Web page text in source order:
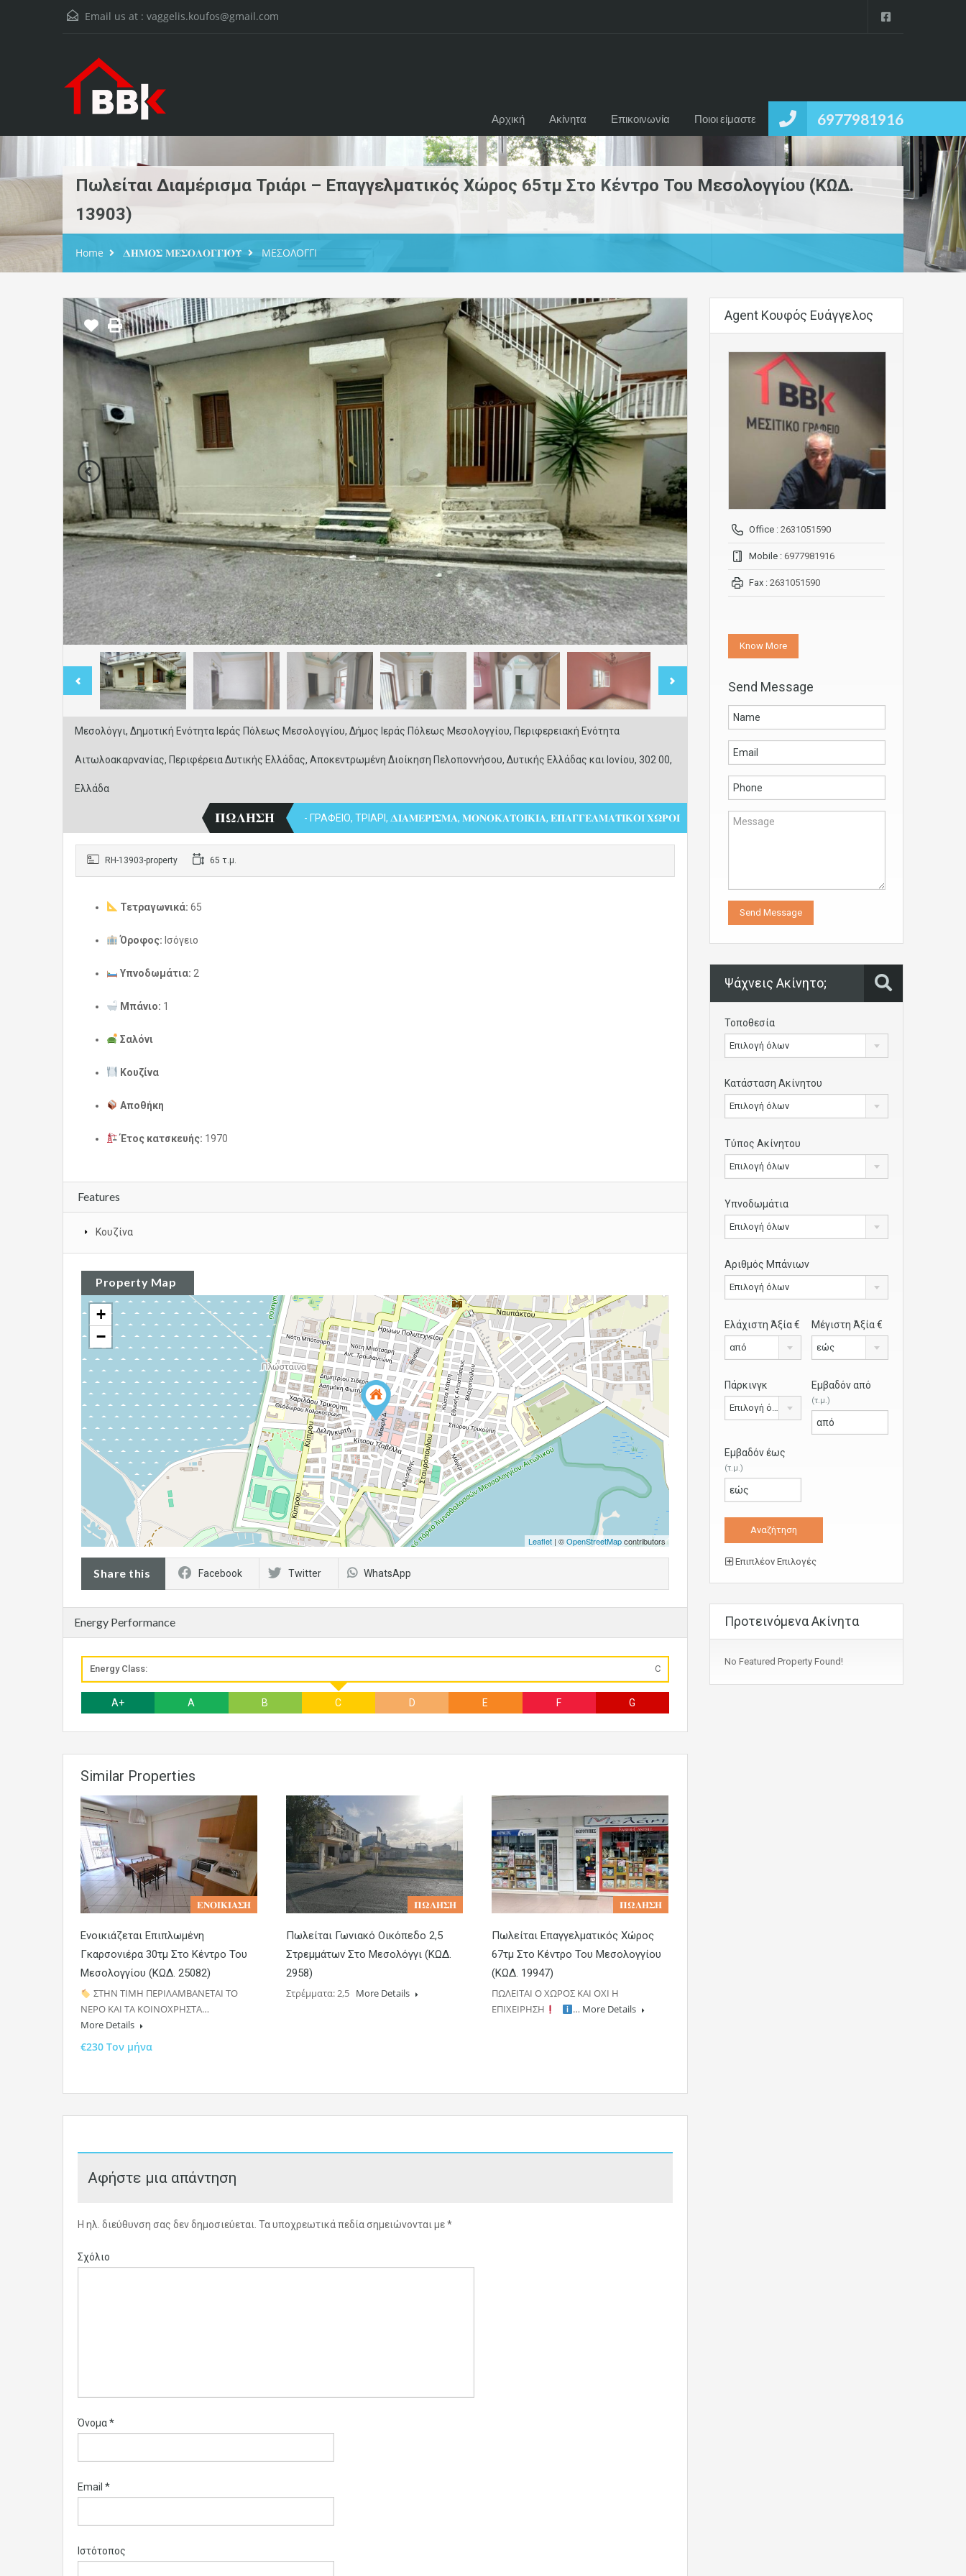
Email us at : vaggelis.koufos@gmail.com
6977981916
Αρχική Ακίνητα Επικοινωνία Ποιοι είμαστε
Πωλείται Διαμέρισμα Τριάρι – Επαγγελματικός Χώρος 65τμ Στο Κέντρο Του Μεσολογγίου (ΚΩΔ.
13903)
Home 𝚫𝚮𝚳𝚶𝚺 𝚳𝚬𝚺𝚶𝚲𝚶𝚪𝚪𝚰𝚶𝚼 ΜΕΣΟΛΟΓΓΙ
Μεσολόγγι, Δημοτική Ενότητα Ιεράς Πόλεως Μεσολογγίου, Δήμος Ιεράς Πόλεως Μεσολογγίου, Περιφερειακή Ενότητα
Αιτωλοακαρνανίας, Περιφέρεια Δυτικής Ελλάδας, Αποκεντρωμένη Διοίκηση Πελοποννήσου, Δυτικής Ελλάδας και Ιονίου, 302 00,
Ελλάδα
𝚷𝛀𝚲𝚮𝚺𝚮 - ΓΡΑΦΕΙΟ, ΤΡΙΑΡΙ, 𝚫𝚰𝚨𝚳𝚬𝚸𝚰𝚺𝚳𝚨, 𝚳𝚶𝚴𝚶𝚱𝚨𝚻𝚶𝚰𝚱𝚰𝚨, 𝚬𝚷𝚨𝚪𝚪𝚬𝚲𝚳𝚨𝚻𝚰𝚱𝚶𝚰 𝚾𝛀𝚸𝚶𝚰
RH-13903-property 65 τ.μ.
Τετραγωνικά: 65
Όροφος: Ισόγειο
Υπνοδωμάτια: 2
Μπάνιο: 1
Σαλόνι
Κουζίνα
Αποθήκη
Έτος κατσκευής: 1970
Features
Κουζίνα
Property Map
+
−
Leaflet | ©OpenStreetMapcontributors
Share this Facebook Twitter WhatsApp
Energy Performance
Energy Class: C
A+ A B C D E F G
Similar Properties
𝚬𝚴𝚶𝚰𝚱𝚰𝚨𝚺𝚮
Ενοικιάζεται Επιπλωμένη
Γκαρσονιέρα 30τμ Στο Κέντρο Του
Μεσολογγίου (ΚΩΔ. 25082)
ΣΤΗΝ ΤΙΜΗ ΠΕΡΙΛΑΜΒΑΝΕΤΑΙ ΤΟ
ΝΕΡΟ ΚΑΙ ΤΑ ΚΟΙΝΟΧΡΗΣΤΑ…
More Details
€230 Τον μήνα
𝚷𝛀𝚲𝚮𝚺𝚮
Πωλείται Γωνιακό Οικόπεδο 2,5
Στρεμμάτων Στο Μεσολόγγι (ΚΩΔ.
2958)
Στρέμματα: 2,5 More Details
𝚷𝛀𝚲𝚮𝚺𝚮
Πωλείται Επαγγελματικός Χώρος
67τμ Στο Κέντρο Του Μεσολογγίου
(ΚΩΔ. 19947)
ΠΩΛΕΙΤΑΙ Ο ΧΩΡΟΣ ΚΑΙ ΟΧΙ Η
ΕΠΙΧΕΙΡΗΣΗ
… More Details
Αφήστε μια απάντηση
Η ηλ. διεύθυνση σας δεν δημοσιεύεται. Τα υποχρεωτικά πεδία σημειώνονται με*
Σχόλιο
Όνομα*
Email *
Ιστότοπος
Agent Κουφός Ευάγγελος
Office : 2631051590
Mobile : 6977981916
Fax : 2631051590
Know More
Send Message
Ψάχνεις Ακίνητο;
Τοποθεσία
Επιλογή όλων
Κατάσταση Ακίνητου
Επιλογή όλων
Τύπος Ακίνητου
Επιλογή όλων
Υπνοδωμάτια
Επιλογή όλων
Αριθμός Μπάνιων
Επιλογή όλων
Ελάχιστη Άξία €
από
Μέγιστη Άξία €
εώς
Πάρκινγκ
Επιλογή όλων
Εμβαδόν από
(τ.μ.)
Εμβαδόν έως
(τ.μ.)
Επιπλέον Επιλογές
Προτεινόμενα Ακίνητα
No Featured Property Found!